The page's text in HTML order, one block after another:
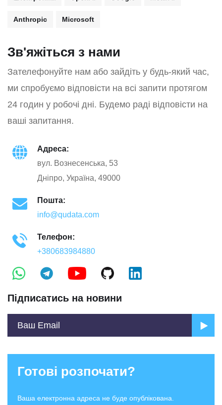
Anthropic Microsoft
Зв'яжіться з нами
Зателефонуйте нам або зайдіть у будь-який час,
ми спробуємо відповісти на всі запити протягом
24 годин у робочі дні. Будемо раді відповісти на
ваші запитання.
Адреса:
вул. Вознесенська, 53
Дніпро, Україна, 49000
Пошта:
info@qudata.com
Телефон:
+380683984880
Підписатись на новини
Готові розпочати?
Ваша електронна адреса не буде опублікована.